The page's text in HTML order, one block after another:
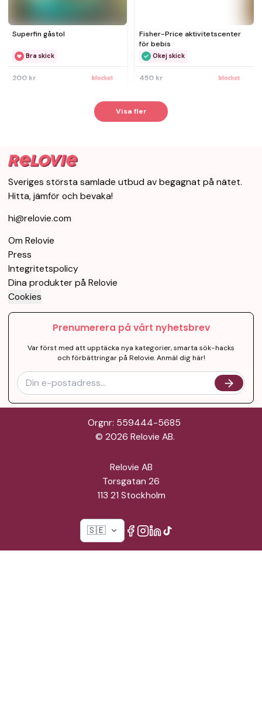
Superfin gåstol
Bra skick
200 kr
Fisher-Price aktivitetscenter
för bebis
Okej skick
450 kr
Visa fler
Sveriges största samlade utbud av begagnat på nätet.
Hitta, jämför och bevaka!
hi@relovie.com
Om Relovie
Press
Integritetspolicy
Dina produkter på Relovie
Cookies
Prenumerera på vårt nyhetsbrev
Var först med att upptäcka nya kategorier, smarta sök-hacks
och förbättringar på Relovie. Anmäl dig här!
Orgnr: 559444-5685
© 2026 Relovie AB.
Relovie AB
Torsgatan 26
113 21 Stockholm
🇸🇪